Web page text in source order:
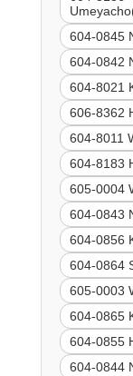
604-0845
604-0842
604-8021
606-8362
604-8011
604-8183
605-0004
604-0843
604-0856
604-0864
605-0003
604-0865
604-0855
604-0844